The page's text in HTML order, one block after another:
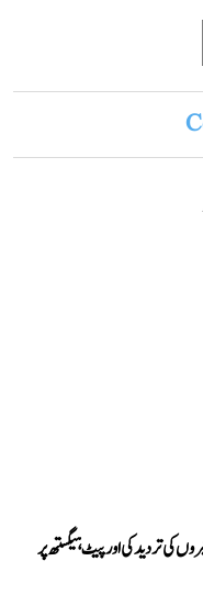
کی تردید کی اور پیٹ ہیگستھ پر